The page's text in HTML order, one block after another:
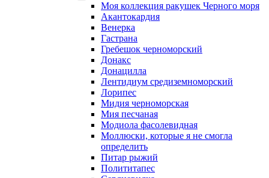
Моя коллекция ракушек Черного моря
Акантокардия
Венерка
Гастрана
Гребешок черноморский
Донакс
Донацилла
Лентидиум средиземноморский
Лорипес
Мидия черноморская
Мия песчаная
Модиола фасолевидная
Моллюски, которые я не смогла
определить
Питар рыжий
Полититапес